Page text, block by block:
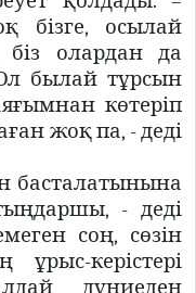
бізге, осылай
біз олардан да
былай тұрсын
көтеріп
жоқ па, - деді
басталатынына
- деді
соң, сөзін
керістері
дүниеден